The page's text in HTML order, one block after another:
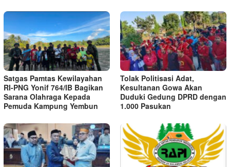
Satgas Pamtas Kewilayahan
RI-PNG Yonif 764/IB Bagikan
Sarana Olahraga Kepada
Pemuda Kampung Yembun
Tolak Politisasi Adat,
Kesultanan Gowa Akan
Duduki Gedung DPRD dengan
1.000 Pasukan